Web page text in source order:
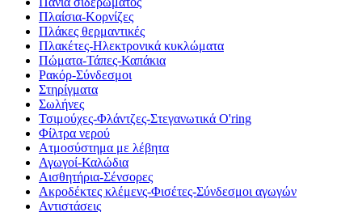
Πλαίσια-Κορνίζες
Πλάκες θερμαντικές
Πλακέτες-Ηλεκτρονικά κυκλώματα
Πώματα-Τάπες-Καπάκια
Ρακόρ-Σύνδεσμοι
Στηρίγματα
Σωλήνες
Τσιμούχες-Φλάντζες-Στεγανωτικά O'ring
Φίλτρα νερού
Ατμοσύστημα με λέβητα
Αγωγοί-Καλώδια
Αισθητήρια-Σένσορες
Ακροδέκτες κλέμενς-Φισέτες-Σύνδεσμοι αγωγών
Αντιστάσεις